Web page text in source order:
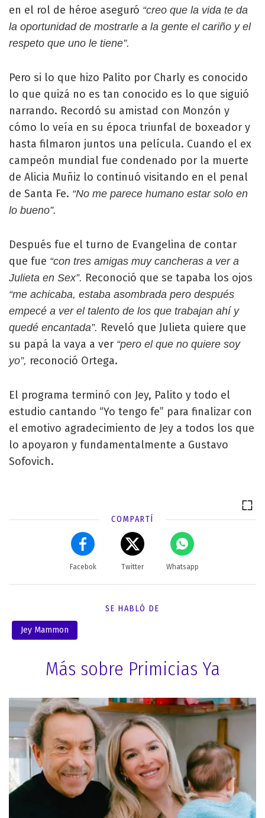
en el rol de héroe aseguró “creo que la vida te da
la oportunidad de mostrarle a la gente el cariño y el
respeto que uno le tiene”.
Pero si lo que hizo Palito por Charly es conocido
lo que quizá no es tan conocido es lo que siguió
narrando. Recordó su amistad con Monzón y
cómo lo veía en su época triunfal de boxeador y
hasta filmaron juntos una película. Cuando el ex
campeón mundial fue condenado por la muerte
de Alicia Muñiz lo continuó visitando en el penal
de Santa Fe. “No me parece humano estar solo en
lo bueno”.
Después fue el turno de Evangelina de contar
que fue “con tres amigas muy cancheras a ver a
Julieta en Sex”. Reconoció que se tapaba los ojos
“me achicaba, estaba asombrada pero después
empecé a ver el talento de los que trabajan ahí y
quedé encantada”. Reveló que Julieta quiere que
su papá la vaya a ver “pero el que no quiere soy
yo”, reconoció Ortega.
El programa terminó con Jey, Palito y todo el
estudio cantando “Yo tengo fe” para finalizar con
el emotivo agradecimiento de Jey a todos los que
lo apoyaron y fundamentalmente a Gustavo
Sofovich.
COMPARTÍ
Facebok Twitter Whatsapp
SE HABLÓ DE
Jey Mammon
Más sobre Primicias Ya